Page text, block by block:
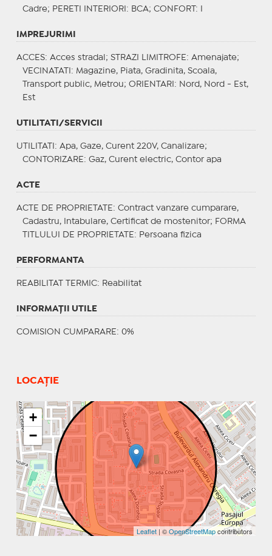
Cadre; PERETI INTERIORI : BCA; CONFORT : I
IMPREJURIMI
ACCES: Acces stradal; STRAZI LIMITROFE : Amenajate;
VECINATATI : Magazine, Piata, Gradinita, Scoala,
Transport public, Metrou; ORIENTARI : Nord, Nord - Est,
Est
UTILITATI/SERVICII
UTILITATI : Apa, Gaze, Curent 220V, Canalizare;
CONTORIZARE : Gaz, Curent electric, Contor apa
ACTE
ACTE DE PROPRIETATE : Contract vanzare cumparare,
Cadastru, Intabulare, Certificat de mostenitor; FORMA
TITLULUI DE PROPRIETATE : Persoana fizica
PERFORMANTA
REABILITAT TERMIC: Reabilitat
INFORMAŢII UTILE
COMISION CUMPARARE: 0%
LOCAȚIE
+
−
Leaflet | ©OpenStreetMapcontributors